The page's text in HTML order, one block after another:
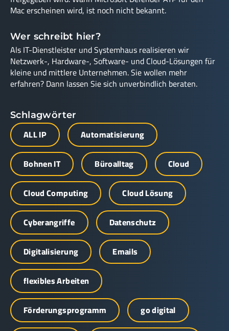
Mac erscheinen wird, ist noch nicht bekannt.
Wer schreibt hier?
Als IT-Dienstleister und Systemhaus realisieren wir
Netzwerk-, Hardware-, Software- und Cloud-Lösungen für
kleine und mittlere Unternehmen. Sie wollen mehr
erfahren? Dann lassen Sie sich unverbindlich beraten.
Schlagwörter
ALL IP
Automatisierung
Bohnen IT
Büroalltag
Cloud
Cloud Computing
Cloud Lösung
Cyberangriffe
Datenschutz
Digitalisierung
Emails
flexibles Arbeiten
Förderungsprogramm
go digital